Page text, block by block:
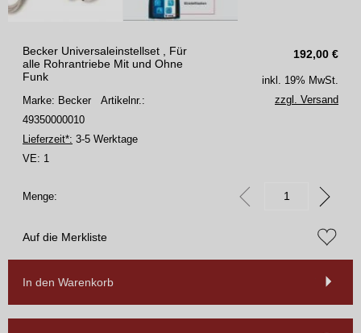
192,00 €
Becker Universaleinstellset , Für
alle Rohrantriebe Mit und Ohne
Funk
Marke: Becker Artikelnr.:
49350000010
Lieferzeit*: 3-5 Werktage
VE: 1
inkl. 19% MwSt.
zzgl. Versand
Menge:
Auf die Merkliste
In den Warenkorb